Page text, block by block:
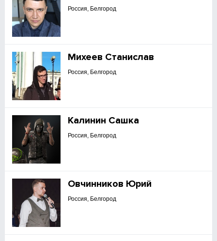
Россия, Белгород
Михеев Станислав
Россия, Белгород
Калинин Сашка
Россия, Белгород
Овчинников Юрий
Россия, Белгород